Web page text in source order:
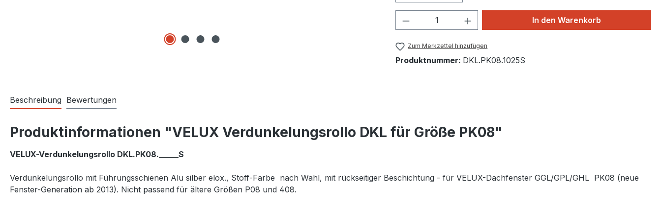
Produkt Anzahl: Gib den gewünschten Wert
In den Warenkorb
Zum Merkzettel hinzufügen
Produktnummer: DKL.PK08.1025S
Beschreibung Bewertungen
Produktinformationen "VELUX Verdunkelungsrollo DKL für Größe PK08"
VELUX-Verdunkelungsrollo DKL.PK08._____S
Verdunkelungsrollo mit Führungsschienen Alu silber elox., Stoff-Farbe nach Wahl, mit rückseitiger Beschichtung - für VELUX-Dachfenster GGL/GPL/GHL PK08 (neue
Fenster-Generation ab 2013). Nicht passend für ältere Größen P08 und 408.